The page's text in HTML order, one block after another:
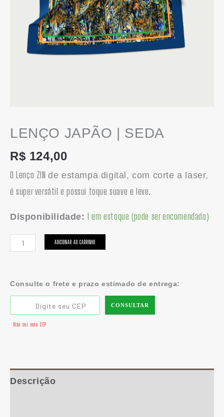
LENÇO JAPÃO | SEDA
R$ 124,00
O Lenço ZINde estampa digital, com corte a laser,
é super versátil e possui toque suave e leve.
Disponibilidade: 1 em estoque (pode ser encomendado)
ADICIONAR AO CARRINHO
Consulte o frete e prazo estimado de entrega:
CONSULTAR
Não sei meu CEP
Descrição